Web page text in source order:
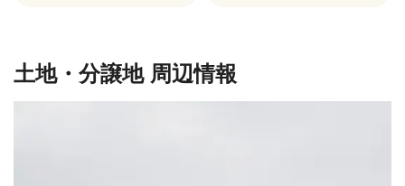
土地・分譲地 周辺情報